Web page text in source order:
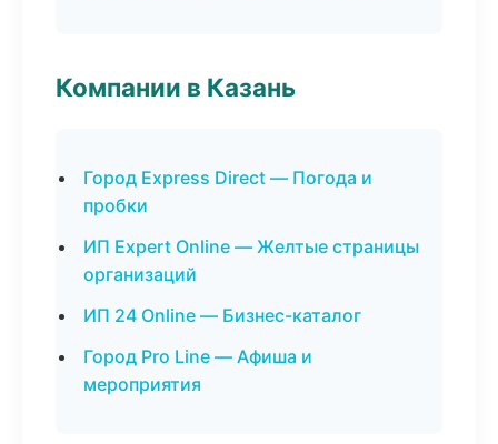
Компании в Казань
Город Express Direct — Погода и
пробки
ИП Expert Online — Желтые страницы
организаций
ИП 24 Online — Бизнес-каталог
Город Pro Line — Афиша и
мероприятия